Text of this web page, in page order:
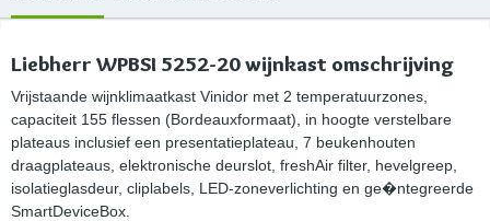
Liebherr WPBSI 5252-20 wijnkast omschrijving
Vrijstaande wijnklimaatkast Vinidor met 2 temperatuurzones,
capaciteit 155 flessen (Bordeauxformaat), in hoogte verstelbare
plateaus inclusief een presentatieplateau, 7 beukenhouten
draagplateaus, elektronische deurslot, freshAir filter, hevelgreep,
isolatieglasdeur, cliplabels, LED-zoneverlichting en ge�ntegreerde
SmartDeviceBox.